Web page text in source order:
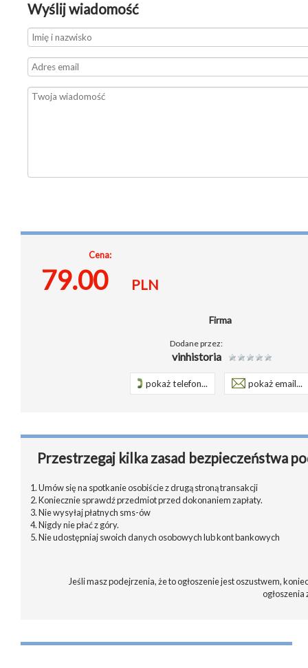
Wyślij wiadomość
Cena:
79.00 PLN
Firma
Dodane przez:
vinhistoria
pokaż telefon... pokaż email...
Przestrzegaj kilka zasad bezpieczeństwa
1. Umów się na spotkanie osobiście z drugą stroną transakcji
2. Koniecznie sprawdź przedmiot przed dokonaniem zapłaty.
3. Nie wysyłaj płatnych sms-ów
4. Nigdy nie płać z góry.
5. Nie udostępniaj swoich danych osobowych lub kont bankowych
Jeśli masz podejrzenia, że to ogłoszenie jest oszustwem,